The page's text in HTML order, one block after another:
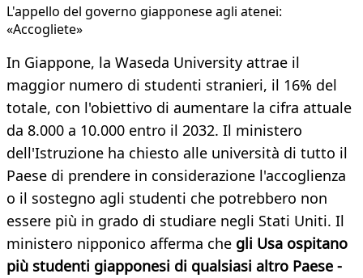
L'appello del governo giapponese agli atenei:
«Accogliete»
In Giappone, la Waseda University attrae il
maggior numero di studenti stranieri, il 16% del
totale, con l'obiettivo di aumentare la cifra attuale
da 8.000 a 10.000 entro il 2032. Il ministero
dell'Istruzione ha chiesto alle università di tutto il
Paese di prendere in considerazione l'accoglienza
o il sostegno agli studenti che potrebbero non
essere più in grado di studiare negli Stati Uniti. Il
ministero nipponico afferma che gli Usa ospitano
più studenti giapponesi di qualsiasi altro Paese -